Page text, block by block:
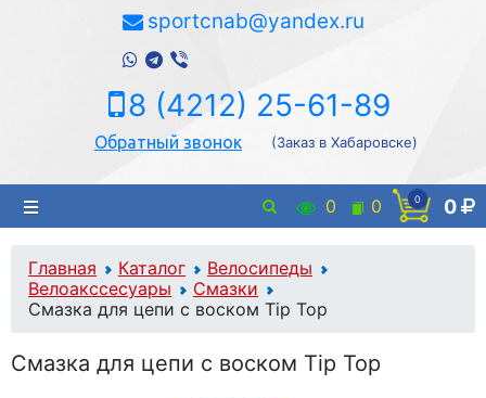
sportcnab@yandex.ru
8 (4212) 25-61-89
Обратный звонок (Заказ в Хабаровске)
0 0 0 0
Главная Каталог
Велосипеды
Велоакссесуары
Смазки
Смазка для цепи с воском Tip Top
Смазка для цепи с воском Tip Top